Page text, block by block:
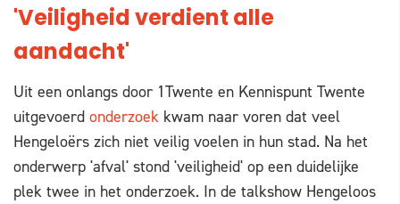
'Veiligheid verdient alle
aandacht'
Uit een onlangs door 1Twente en Kennispunt Twente
uitgevoerd onderzoek kwam naar voren dat veel
Hengeloërs zich niet veilig voelen in hun stad. Na het
onderwerp 'afval' stond 'veiligheid' op een duidelijke
plek twee in het onderzoek. In de talkshow Hengeloos